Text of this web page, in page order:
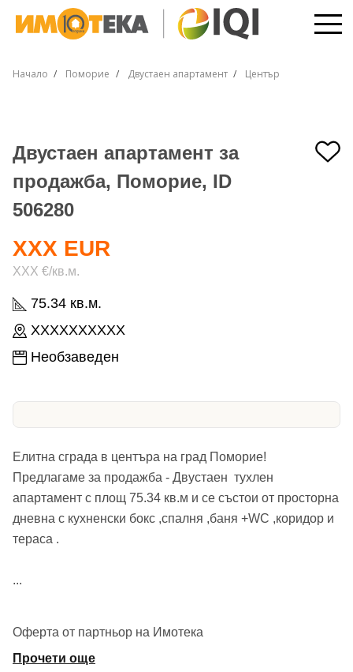
Начало Поморие Двустаен апартамент Център
Двустаен апартамент за
продажба, Поморие, ID
506280
75.34 кв.м.
XXXXXXXXXX
Необзаведен
XXX EUR
XXX €/кв.м.
Елитна сграда в центъра на град Поморие!
Предлагаме за продажба - Двустаен тухлен
апартамент с площ 75.34 кв.м и се състои от просторна
дневна с кухненски бокс ,спалня ,баня +WC ,коридор и
тераса .
...
Оферта от партньор на Имотека
Прочети още